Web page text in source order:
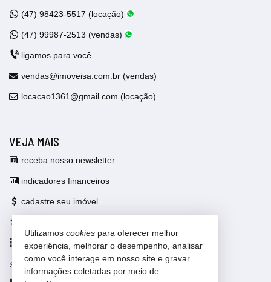
(47) 98423-5517 (locação)
(47) 99987-2513 (vendas)
ligamos para você
vendas@imoveisa.com.br (vendas)
locacao1361@gmail.com (locação)
VEJA MAIS
receba nosso newsletter
indicadores financeiros
cadastre seu imóvel
mapa de imóveis
trabalhe conosco
Utilizamos cookies para oferecer melhor
experiência, melhorar o desempenho, analisar
como você interage em nosso site e gravar
informações coletadas por meio de